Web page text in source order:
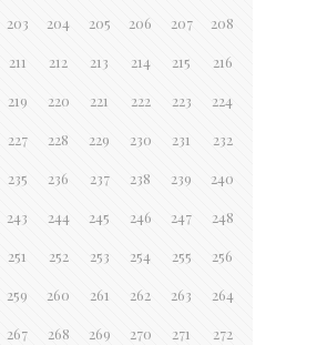
203 204 205 206 207 208
211 212 213 214 215 216
219 220 221 222 223 224
227 228 229 230 231 232
235 236 237 238 239 240
243 244 245 246 247 248
251 252 253 254 255 256
259 260 261 262 263 264
267 268 269 270 271 272